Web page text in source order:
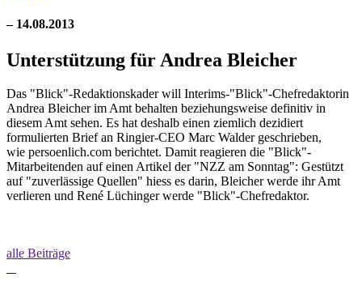
– 14.08.2013
Unterstützung für Andrea Bleicher
Das "Blick"-Redaktionskader will Interims-"Blick"-Chefredaktorin
Andrea Bleicher im Amt behalten beziehungsweise definitiv in
diesem Amt sehen. Es hat deshalb einen ziemlich dezidiert
formulierten Brief an Ringier-CEO Marc Walder geschrieben,
wie persoenlich.com berichtet. Damit reagieren die "Blick"-
Mitarbeitenden auf einen Artikel der "NZZ am Sonntag": Gestützt
auf "zuverlässige Quellen" hiess es darin, Bleicher werde ihr Amt
verlieren und René Lüchinger werde "Blick"-Chefredaktor.
alle Beiträge